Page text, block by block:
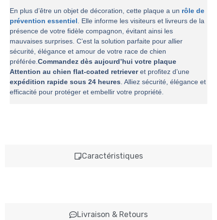
Caractéristiques
Livraison & Retours
En plus d’être un objet de décoration, cette plaque a un rôle de
prévention essentiel. Elle informe les visiteurs et livreurs de la
présence de votre fidèle compagnon, évitant ainsi les
mauvaises surprises. C’est la solution parfaite pour allier
sécurité, élégance et amour de votre race de chien
préférée.Commandez dès aujourd’hui votre plaque
Attention au chien flat-coated retrieveret profitez d’une
expédition rapide sous 24 heures. Alliez sécurité, élégance et
efficacité pour protéger et embellir votre propriété.